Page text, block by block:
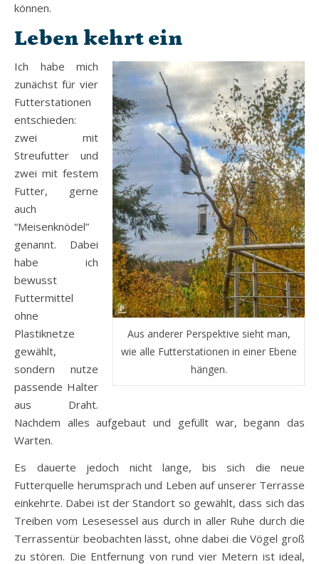
können.
Leben kehrt ein
Aus anderer Perspektive sieht man,
wie alle Futterstationen in einer Ebene
hängen.
Ich habe mich
zunächst für vier
Futterstationen
entschieden:
zwei mit
Streufutter und
zwei mit festem
Futter, gerne
auch
“Meisenknödel”
genannt. Dabei
habe ich
bewusst
Futtermittel
ohne
Plastiknetze
gewählt,
sondern nutze
passende Halter
aus Draht.
Nachdem alles aufgebaut und gefüllt war, begann das
Warten.
Es dauerte jedoch nicht lange, bis sich die neue
Futterquelle herumsprach und Leben auf unserer Terrasse
einkehrte. Dabei ist der Standort so gewählt, dass sich das
Treiben vom Lesesessel aus durch in aller Ruhe durch die
Terrassentür beobachten lässt, ohne dabei die Vögel groß
zu stören. Die Entfernung von rund vier Metern ist ideal,